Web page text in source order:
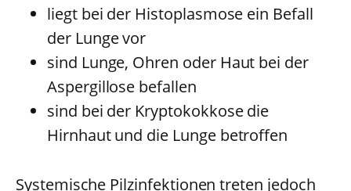
liegt bei der Histoplasmose ein Befall
der Lunge vor
sind Lunge, Ohren oder Haut bei der
Aspergillose befallen
sind bei der Kryptokokkose die
Hirnhaut und die Lunge betroffen
Systemische Pilzinfektionen treten jedoch